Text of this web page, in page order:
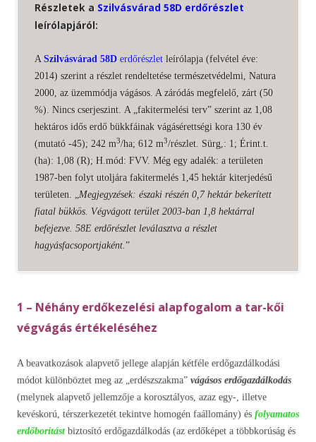
Részletek a Szilvásvárad 58D erdőrészlet
leírólapjáról:
A Szilvásvárad 58D erdőrészlet leírólapja (felvétel éve:
2014) szerint a részlet rendeltetése természetvédelmi, Natura
2000, az üzemmódja vágásos. A záródás megfelelő, zárt (50
%). Nincs cserjeszint. A „fakitermelési terv” szerint az 1,08
hektáros idős erdő bükkfáinak vágásérettségi kora 130 év
(mutató -45); 242 m3/ha; 612 m3/részlet. Sürg,: 1; Érint.t.
(ha): 1,08 (R); H.mód: FVV. Még egy adalék: a területen
1987-ben folyt utoljára fakitermelés 1,45 hektár kiterjedésű
területen. „Megjegyzések: északi részén 0,7 hektár bekerített
fiatal bükkös. Végvágott terület 2003-ban 1,8 hektárral
befejezve. 58E erdőrészlet leválasztva a részlet
hagyásfacsoportjaként.”
1 – Néhány erdőkezelési alapfogalom a tar-kői
végvágás értékeléséhez
A beavatkozások alapvető jellege alapján kétféle erdőgazdálkodási
módot különböztet meg az „erdészszakma” vágásos erdőgazdálkodás
(melynek alapvető jellemzője a korosztályos, azaz egy-, illetve
kevéskorú, térszerkezetét tekintve homogén faállomány) és folyamatos
erdőborítástbiztosító erdőgazdálkodás (az erdőképet a többkorúság és